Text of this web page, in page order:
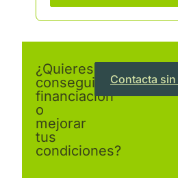
¿Quieres
conseguir
financiación
o
mejorar
tus
condiciones?
Contacta